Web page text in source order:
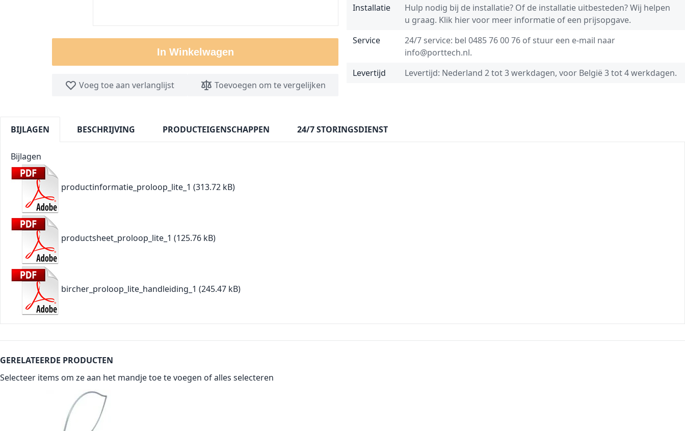
In Winkelwagen
Voeg toe aan verlanglijst Toevoegen om te vergelijken
Installatie
Hulp nodig bij de installatie? Of de installatie uitbesteden? Wij helpen
u graag. Klik hier voor meer informatie of een prijsopgave.
Service
24/7 service: bel 0485 76 00 76 of stuur een e-mail naar
info@porttech.nl.
Levertijd
Levertijd: Nederland 2 tot 3 werkdagen, voor België 3 tot 4 werkdagen.
BIJLAGEN BESCHRIJVING PRODUCTEIGENSCHAPPEN 24/7 STORINGSDIENST
Bijlagen
productinformatie_proloop_lite_1 (313.72 kB)
productsheet_proloop_lite_1 (125.76 kB)
bircher_proloop_lite_handleiding_1 (245.47 kB)
GERELATEERDE PRODUCTEN
Selecteer items om ze aan het mandje toe te voegen ofalles selecteren